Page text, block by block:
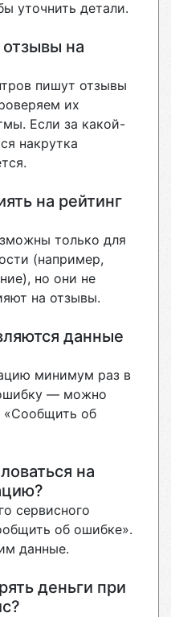
уточнить детали.
на
пишут отзывы
их
Если за какой-
накрутка
на рейтинг
только для
(например,
но они не
на отзывы.
данные
минимум раз в
— можно
«Сообщить об
на
сервисного
об ошибке».
данные.
деньги при